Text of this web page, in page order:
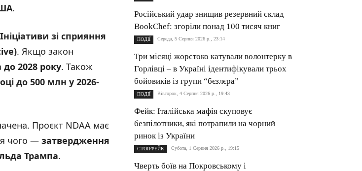
.
Ініціативи зі сприяння
. Якщо закон
до 2028 року. Також
до 500 млн у 2026-
Проєкт NDAA має
чого — затвердження
Трампа.
Російський удар знищив резервний склад
BookChef: згоріли понад 100 тисяч книг
ПОДІЇ Середа, 5 Серпня 2026 р., 23:14
Три місяці жорстоко катували волонтерку в
Горлівці – в Україні ідентифікували трьох
бойовиків із групи “бєзлєра”
ПОДІЇ Вівторок, 4 Серпня 2026 р., 19:43
Фейк: Італійська мафія скуповує
безпілотники, які потрапили на чорний
ринок із України
СТОПФЕЙК Субота, 1 Серпня 2026 р., 19:15
Чверть боїв на Покровському і